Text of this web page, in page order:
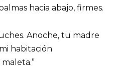
hacia abajo, firmes.
Anoche, tu madre
habitación
maleta.”